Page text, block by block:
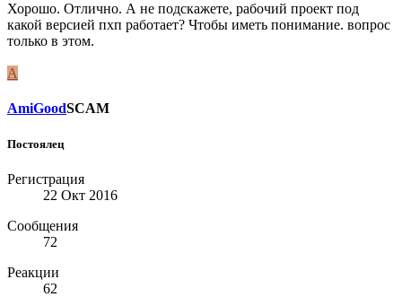
Хорошо. Отлично. А не подскажете, рабочий проект под
какой версией пхп работает? Чтобы иметь понимание. вопрос
только в этом.
A
AmiGoodSCAM
Постоялец
Регистрация
22 Окт 2016
Сообщения
72
Реакции
62